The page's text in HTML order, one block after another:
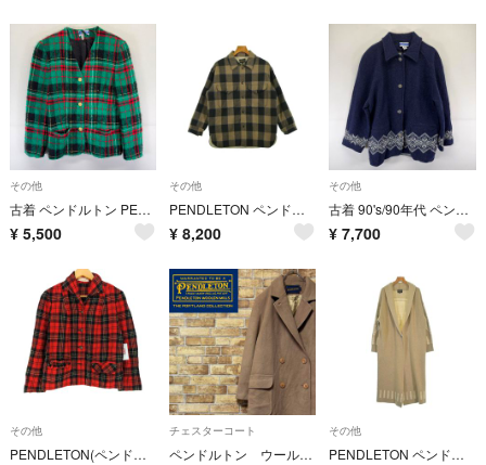
その他
古着 ペンドルトン PENDLETON USA製 ジャケット ブレザー テーラード 金ボタン ノーカラー 10 グリーン系 チェック レディース
¥ 5,500
その他
PENDLETON ペンドルトン ブルゾン（その他） M 茶 【古着】【中古】【送料無料】
¥ 8,200
その他
古着 90's/90年代 ペンドルトン PENDLETON USA製 ジャケット チロリアン ノルディック柄 ウール カーディガン L ネイビー レディース
¥ 7,700
その他
PENDLETON(ペンドルトン) チェック ウールジャケット レディース
チェスターコート
ペンドルトン ウール チェスターコート キャメル ビッグシルエット 古着女子12
その他
PENDLETON ペンドルトン コート（その他） M ベージュ 【古着】【中古】【送料無料】